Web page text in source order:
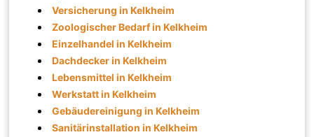
Versicherung in Kelkheim
Zoologischer Bedarf in Kelkheim
Einzelhandel in Kelkheim
Dachdecker in Kelkheim
Lebensmittel in Kelkheim
Werkstatt in Kelkheim
Gebäudereinigung in Kelkheim
Sanitärinstallation in Kelkheim